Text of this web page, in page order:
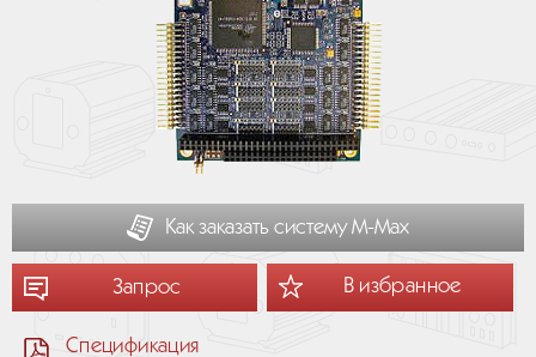
Как заказать систему М-Мах
Запрос В избранное
Спецификация